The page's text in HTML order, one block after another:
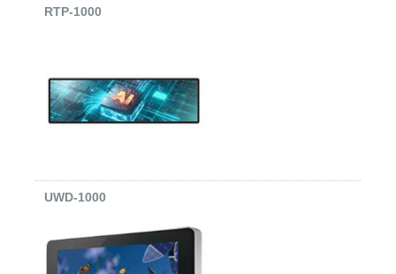
RTP-1000
UWD-1000